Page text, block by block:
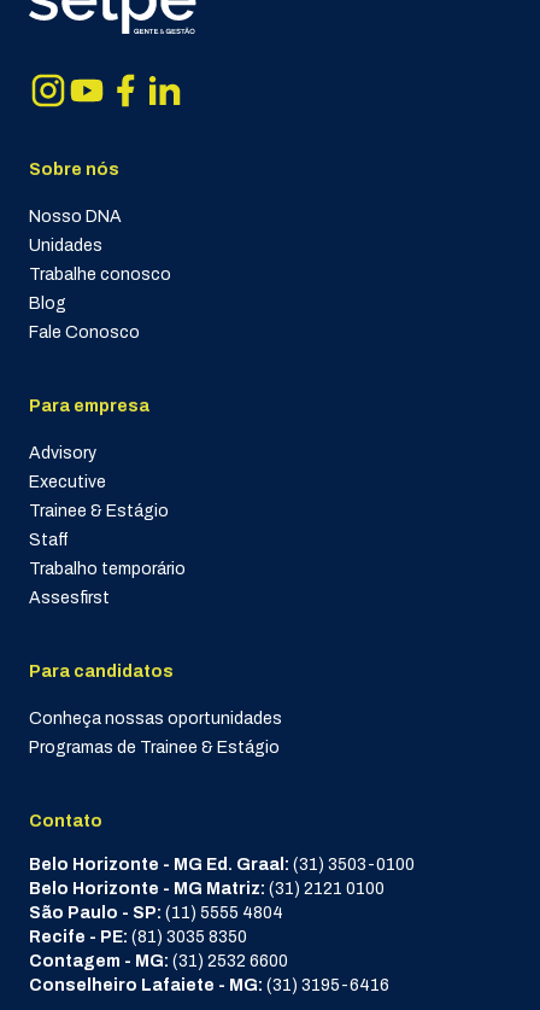
Sobre nós
Nosso DNA
Unidades
Trabalhe conosco
Blog
Fale Conosco
Para empresa
Advisory
Executive
Trainee & Estágio
Staff
Trabalho temporário
Assesfirst
Para candidatos
Conheça nossas oportunidades
Programas de Trainee & Estágio
Contato
Belo Horizonte - MG Ed. Graal: (31) 3503-0100
Belo Horizonte - MG Matriz: (31) 2121 0100
São Paulo - SP: (11) 5555 4804
Recife - PE: (81) 3035 8350
Contagem - MG: (31) 2532 6600
Conselheiro Lafaiete - MG: (31) 3195-6416